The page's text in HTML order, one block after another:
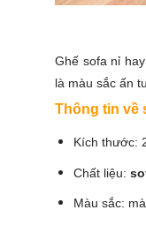
Ghế sofa nỉ
là màu sắc ấn
Thông tin về
Kích thước:
Chất liệu:
Màu sắc: